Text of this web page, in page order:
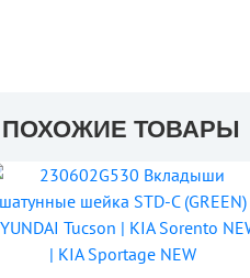
ПОХОЖИЕ ТОВАРЫ